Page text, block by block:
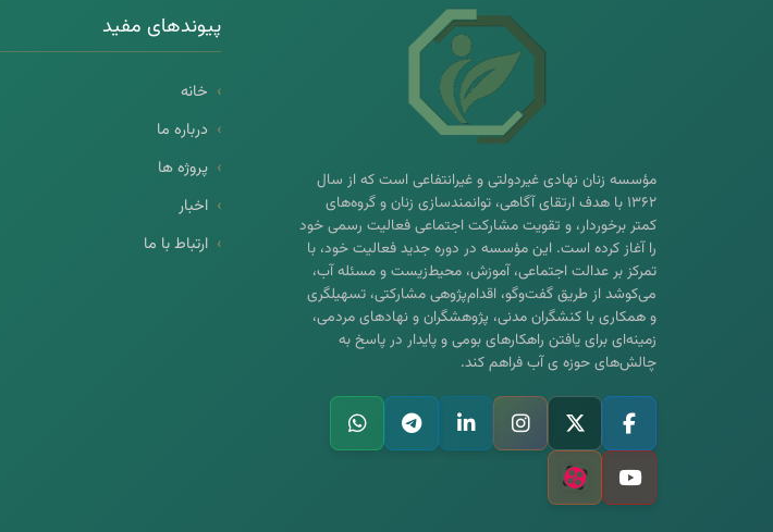
مؤسسه زنان نهادی غیردولتی و غیرانتفاعی است که از سال
۱۳۶۲ با هدف ارتقای آگاهی، توانمندسازی زنان و گروه‌های
کمتر برخوردار، و تقویت مشارکت اجتماعی فعالیت رسمی خود
را آغاز کرده است. این مؤسسه در دوره جدید فعالیت خود، با
تمرکز بر عدالت اجتماعی، آموزش، محیط‌زیست و مسئله آب،
می‌کوشد از طریق گفت‌وگو، اقدام‌پژوهی مشارکتی، تسهیلگری
و همکاری با کنشگران مدنی، پژوهشگران و نهادهای مردمی،
زمینه‌ای برای یافتن راهکارهای بومی و پایدار در پاسخ به
چالش‌های حوزه ی آب فراهم کند.
پیوندهای مفید
خانه
درباره ما
پروژه ها
اخبار
ارتباط با ما